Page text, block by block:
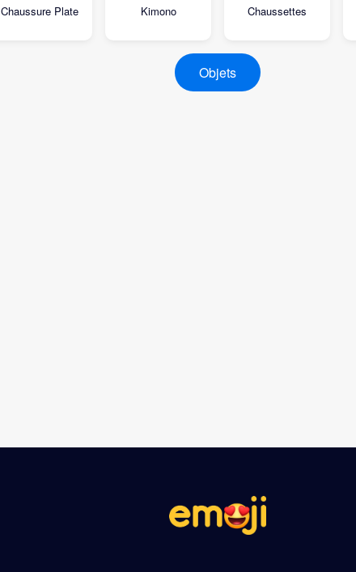
Chaussure Plate Kimono Chaussettes
Objets